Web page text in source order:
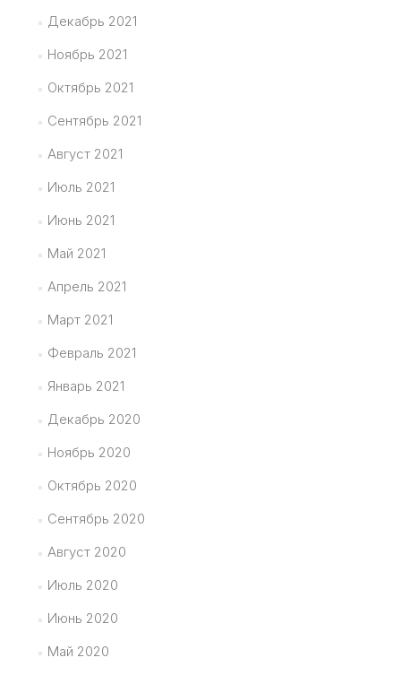
Декабрь 2021
Ноябрь 2021
Октябрь 2021
Сентябрь 2021
Август 2021
Июль 2021
Июнь 2021
Май 2021
Апрель 2021
Март 2021
Февраль 2021
Январь 2021
Декабрь 2020
Ноябрь 2020
Октябрь 2020
Сентябрь 2020
Август 2020
Июль 2020
Июнь 2020
Май 2020